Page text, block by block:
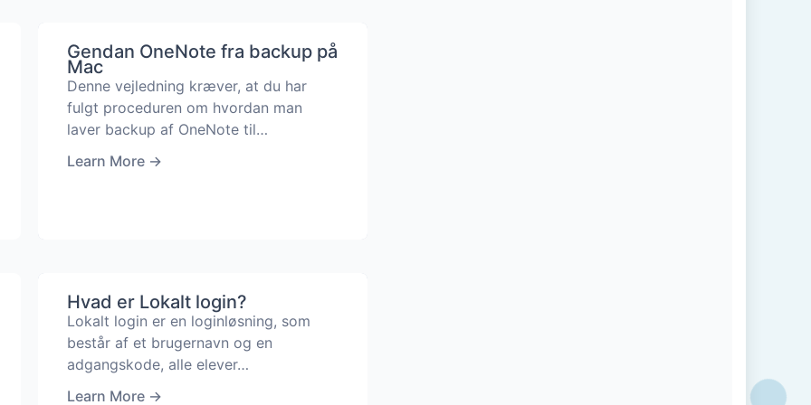
Gendan OneNote fra backup på
Mac
Denne vejledning kræver, at du har
fulgt proceduren om hvordan man
laver backup af OneNote til…
Learn More →
Hvad er Lokalt login?
Lokalt login er en loginløsning, som
består af et brugernavn og en
adgangskode, alle elever…
Learn More →